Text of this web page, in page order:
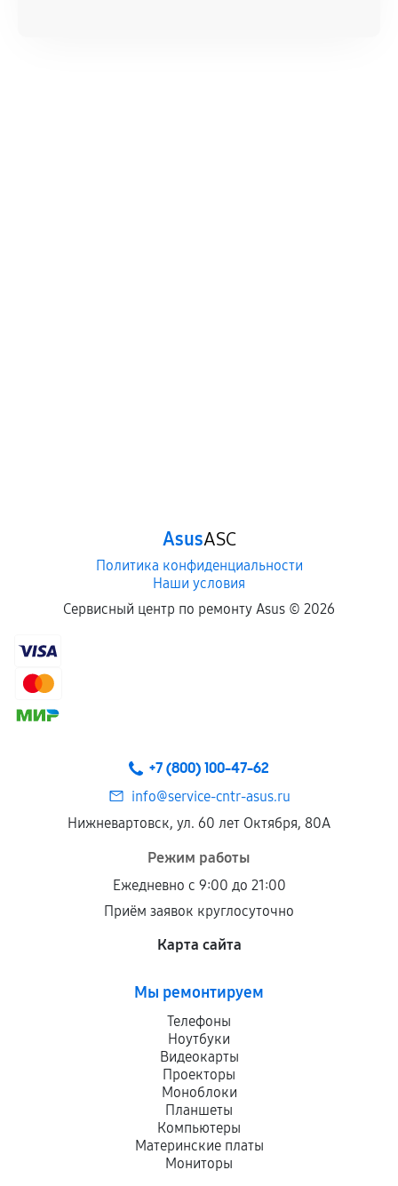
AsusASC
Политика конфиденциальности
Наши условия
Сервисный центр по ремонту Asus © 2026
+7 (800) 100-47-62
info@service-cntr-asus.ru
Нижневартовск, ул. 60 лет Октября, 80А
Режим работы
Ежедневно с 9:00 до 21:00
Приём заявок круглосуточно
Карта сайта
Мы ремонтируем
Телефоны
Ноутбуки
Видеокарты
Проекторы
Моноблоки
Планшеты
Компьютеры
Материнские платы
Мониторы